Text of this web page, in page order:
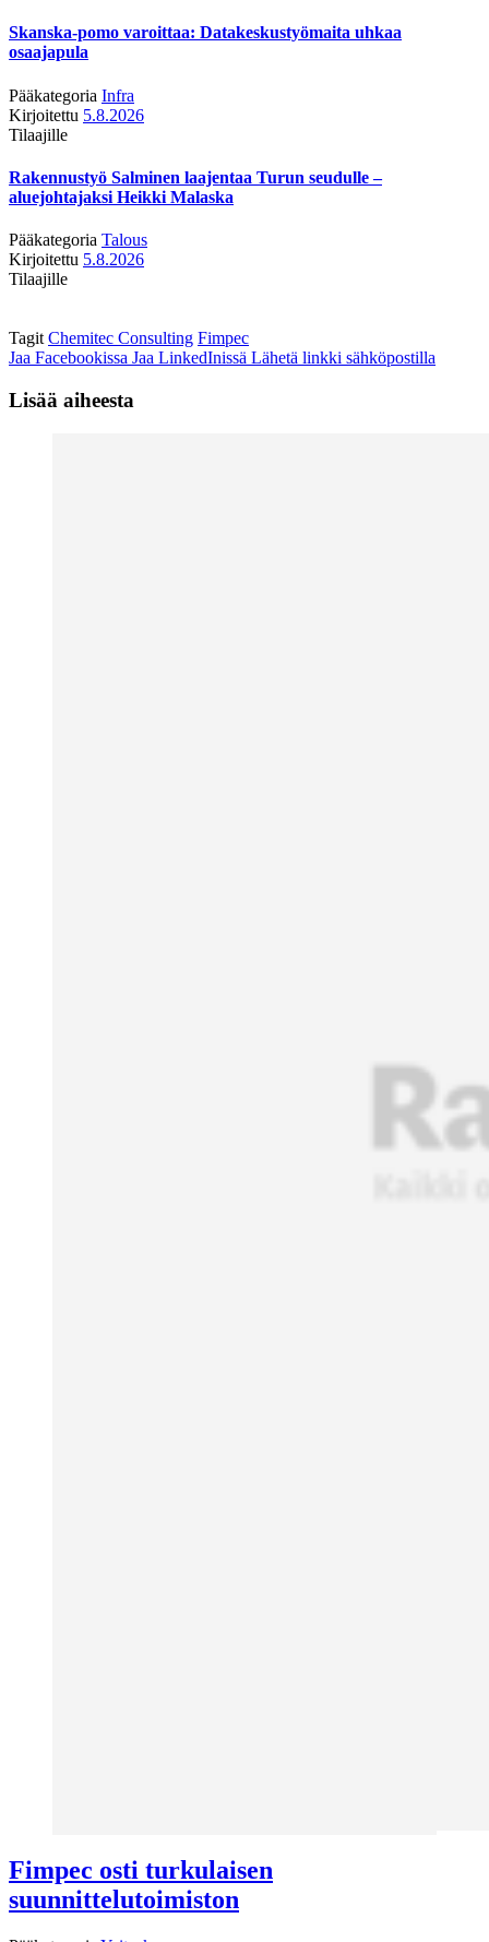
Skanska-pomo varoittaa: Datakeskustyömaita uhkaa
osaajapula
Pääkategoria Infra
Kirjoitettu 5.8.2026
Tilaajille
Rakennustyö Salminen laajentaa Turun seudulle –
aluejohtajaksi Heikki Malaska
Pääkategoria Talous
Kirjoitettu 5.8.2026
Tilaajille
Tagit Chemitec Consulting Fimpec
Jaa Facebookissa Jaa LinkedInissä Lähetä linkki sähköpostilla
Lisää aiheesta
Fimpec osti turkulaisen
suunnittelutoimiston